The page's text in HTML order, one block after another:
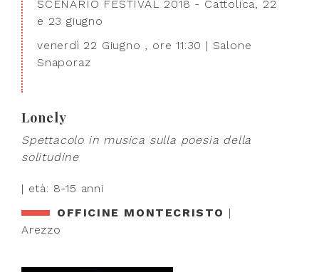
SCENARIO FESTIVAL 2018 - Cattolica, 22
e 23 giugno
venerdì 22 Giugno , ore 11:30 | Salone
Snaporaz
Lonely
Spettacolo in musica sulla poesia della
solitudine
| età: 8-15 anni
OFFICINE MONTECRISTO |
Arezzo